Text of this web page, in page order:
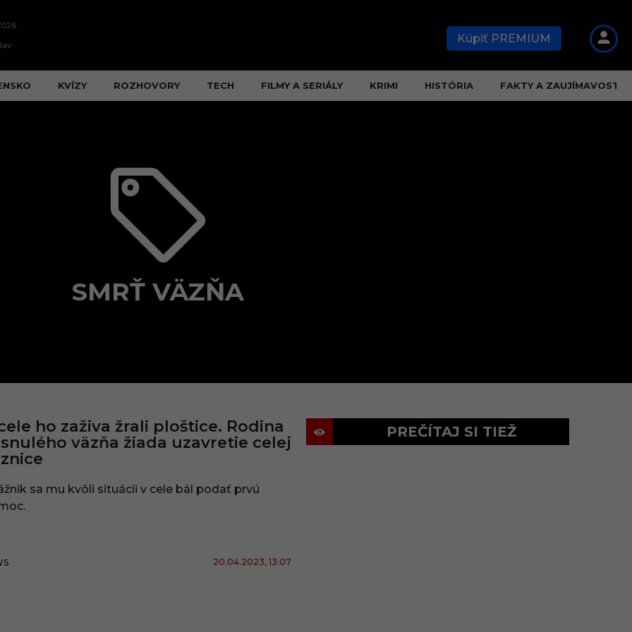
Kúpiť PREMIUM
KVÍZY ROZHOVORY TECH FILMY A SERIÁLY KRIMI HISTÓRIA FAKTY A ZAUJÍMAVOSTI
SMRŤ VÄZŇA
ho zaživa žrali ploštice. Rodina
väzňa žiada uzavretie celej
sa mu kvôli situácii v cele bál podať prvú
20.04.2023, 13:07
PREČÍTAJ SI TIEŽ